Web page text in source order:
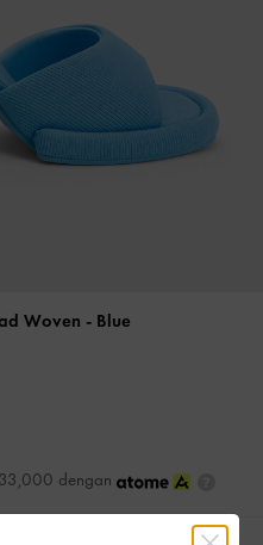
Woven - Blue
dengan